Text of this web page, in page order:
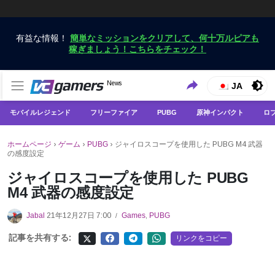
有益な情報！ 簡単なミッションをクリアして、何十万ルピアも
稼ぎましょう！こちらをチェック！
VCGamers ニュース
News
VCGamersだけで最新のゲームニュースを入手
JA
モバイルレジェンド フリーファイア PUBG 原神インパクト ロ
ホームページ › ゲーム › PUBG › ジャイロスコープを使用した PUBG M4 武器
の感度設定
ジャイロスコープを使用した PUBG
M4 武器の感度設定
Jabal 21年12月27日 7:00 / Games, PUBG
記事を共有する: リンクをコピー